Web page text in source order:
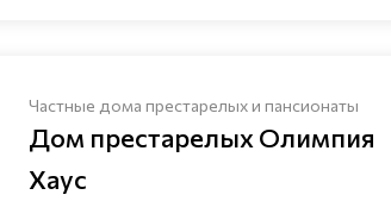
Частные дома престарелых и пансионаты
Дом престарелых Олимпия
Хаус